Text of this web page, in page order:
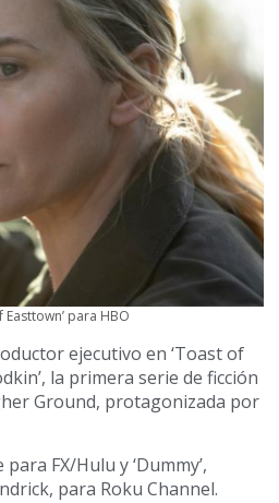
para HBO
ejecutivo en ‘Toast of
la primera serie de ficción
Ground, protagonizada por
FX/Hulu y ‘Dummy’,
para Roku Channel.